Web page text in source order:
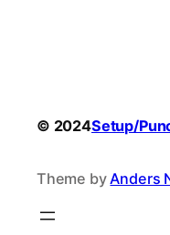
© 2024Setup/
Theme by Anders